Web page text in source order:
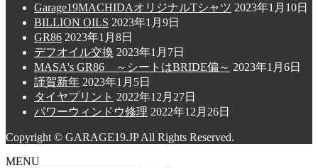
Garage19MACHIDAオリジナルTシャツ 2023年1月10日
BILLION OILS 2023年1月9日
GR86 2023年1月8日
デフオイル交換 2023年1月7日
MASA's GR86 ～シートはBRIDE偏～ 2023年1月6日
謹賀新年 2023年1月5日
タイヤプリント 2022年12月27日
パワーウィンドウ修理 2022年12月26日
Copyright © GARAGE19.JP All Rights Reserved.
MENU